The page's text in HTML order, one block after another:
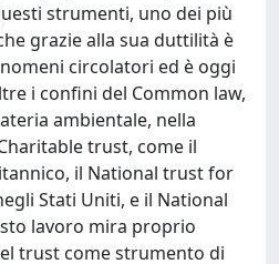
strumenti, uno dei più
grazie alla sua duttilità è
circolatori ed è oggi
i confini del Common law,
ambientale, nella
trust, come il
il National trust for
Stati Uniti, e il National
lavoro mira proprio
trust come strumento di